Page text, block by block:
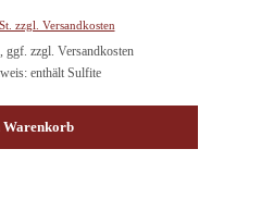
zzgl. Versandkosten
zzgl. Versandkosten
enthält Sulfite
Warenkorb